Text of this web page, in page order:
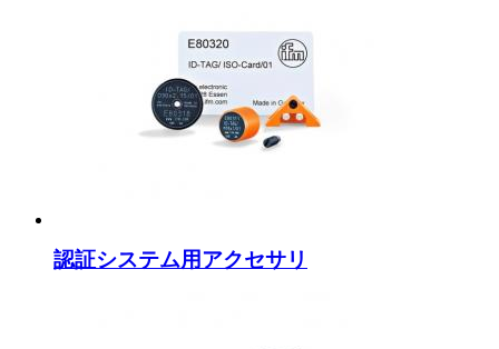
認証システム用アクセサリ